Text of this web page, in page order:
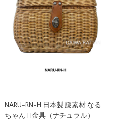
NARU-RN-H 日本製 籐素材 なる
ちゃん H金具（ナチュラル）